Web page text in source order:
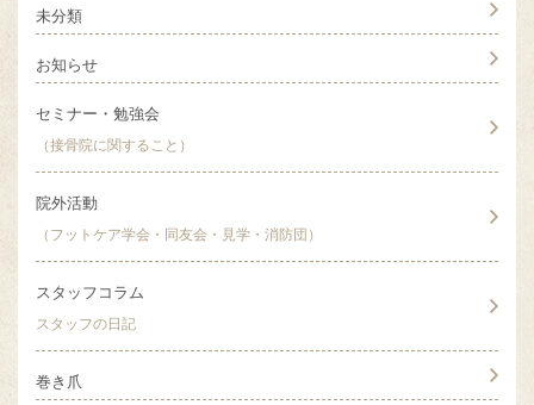
未分類
お知らせ
セミナー・勉強会
（接骨院に関すること）
院外活動
（フットケア学会・同友会・見学・消防団）
スタッフコラム
スタッフの日記
巻き爪